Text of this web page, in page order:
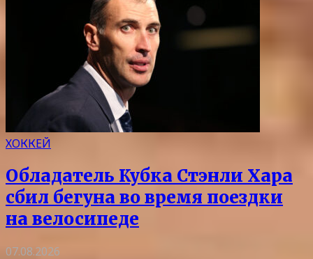
ХОККЕЙ
Обладатель Кубка Стэнли Хара
сбил бегуна во время поездки
на велосипеде
07.08.2026